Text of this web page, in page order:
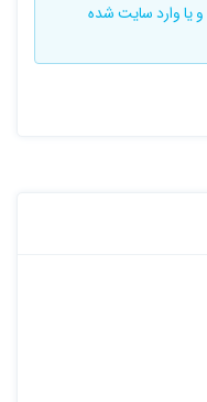
و یاوارد سایتشده